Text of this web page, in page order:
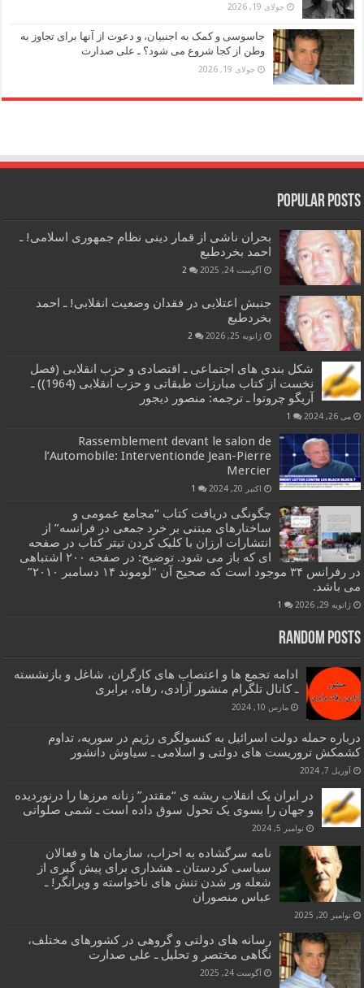
جولای 19, 2026
جاسوسی و کمک به اجنبیان، و دعوت از آنها برای تجاوز به
وطن از کجا شروع می شود؟ ـ علی صدارت
جولای 19, 2026
Popular Posts
بحران ناشی از قمار دینی نظام جمهوری اسلامی! ـ
احمد بخردطبع
آگوست 24, 2025 2
جنبش اعتلایی در فقدان وضعیت انقلابی! ـ احمد
بخردطبع
ژانویه 25, 2026 2
شکل بندی های اجتماعی ـ اقتصادی و حزب انقلابی (فصل
نخست از کتاب مبارزات طبقاتی و حزب انقلابی (1964)) ـ
آریگو چروتوا ـ ترجمه: منصور دیجور
می 26, 2024 1
Rassemblement devant le salon de
l’Automobile: Interventionde Jean-Pierre
Mercier
اکتبر 20, 2024 1
چگونگی دریافت کتاب “مجامع عمومی و
ساختارهای مبتنی بر خرد جمعی در فرانسه” از
انتشارات ارزان با کلیک کردن تیتر کتاب در صفحه
ای که باز می شود. توضیح: در صفحه ۲۰۰ اشتباهی
در رفرانس ۳۴ موجود است که صحیح آن “لوموند ۱۴ دسامبر ۲۰۱۰”
می باشد.
ژانویه 29, 2026 1
Random Posts
ادامه تجمع ها و اعتصاب های کارگران، شاغل و بازنشسته
ـ کانال تلگرام منشور آزادی، رفاه، برابری
مارس 10, 2024
درباره حمله دولت اسرائیل به کنسولگری رژیم در سوریه، تداوم
کشمکش تروریست های دولتی و اسلامی ـ سیاوش دانشور
آوریل 7, 2024
در ایران یک انقلاب ریشه ی “مقتدر” زنانه مرزها را درنوردیده
و جهان را بسوی یک تحول سوق داده است ـ شمی صلواتی
نوامبر 5, 2024
نامه سرگشاده به احزاب، سازمان ها و فعالان
سیاسی کردستان ـ هشداری برای پیش گیری از
شعله ور شدن تنش های ناخواسته و ویرانگر! ـ
عباس منصوران
نوامبر 20, 2025
رسانه های دولتی و گروهی در کشورهای مختلف،
نگاهی مختصر و تحلیل ـ علی صدارت
آگوست 24, 2025